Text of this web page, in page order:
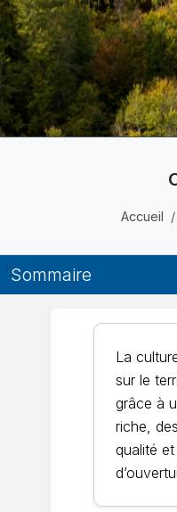
Accueil
Sommaire
La
sur le
grâce à
riche,
qualité